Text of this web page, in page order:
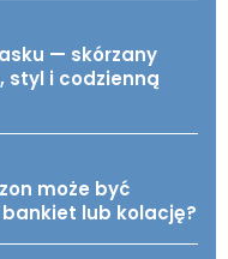
— skórzany
styl i codzienną
może być
lub kolację?